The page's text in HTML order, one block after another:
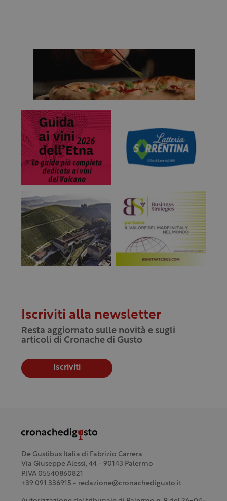
Iscriviti alla newsletter
Resta aggiornato sulle novità e sugli
articoli di Cronache di Gusto
Iscriviti
De Gustibus Italia di Fabrizio Carrera
Via Giuseppe Alessi, 44 - 90143 Palermo
P.IVA 05540860821
+39 091 336915 - redazione@cronachedigusto.it